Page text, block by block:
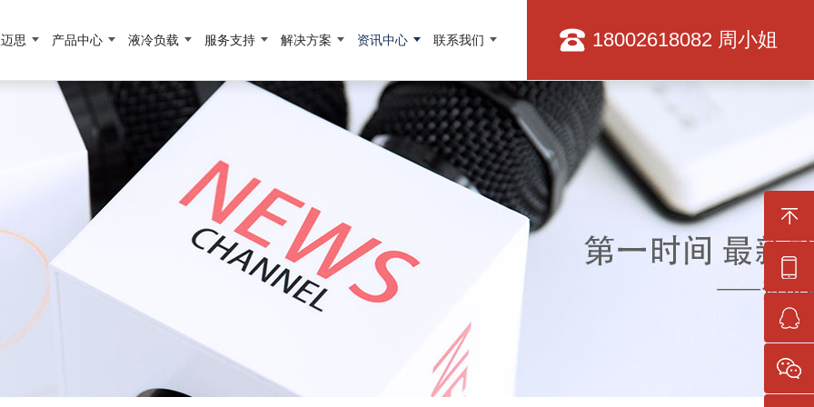
18002618082 周小姐
思 产品中心 液冷负载 服务支持 解决方案 资讯中心 联系我们